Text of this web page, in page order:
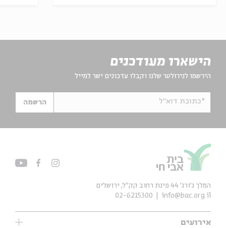
הישארו מעודכנים
הירשמו לניוזלטר שלנו וקבלו עדכונים ישר למייל
*כתובת דוא"ל הרשמה
אירועים
המלך ג'ורג' 44 פינת רחוב קק״ל, ירושלים
info@bac.org.il
02-6215300